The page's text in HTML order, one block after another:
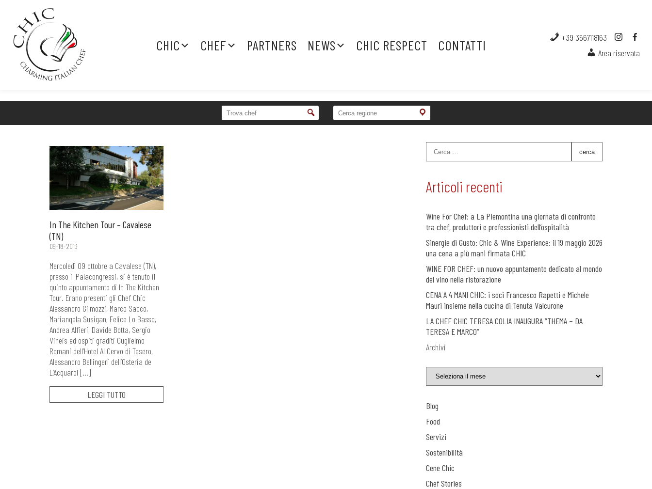
CHIC CHEF PARTNERS NEWS CHIC RESPECT CONTATTI
+39 3667118163
Area riservata
In The Kitchen Tour – Cavalese
(TN)
09-18-2013
Mercoledì 09 ottobre a Cavalese (TN),
presso il Palacongressi, si è tenuto il
quinto appuntamento di In The Kitchen
Tour. Erano presenti gli Chef Chic
Alessandro Gilmozzi, Marco Sacco,
Mariangela Susigan, Felice Lo Basso,
Andrea Alfieri, Davide Botta, Sergio
Vineis ed ospiti graditi Guglielmo
Romani dell’Hotel Al Cervo di Tesero,
Alessandro Bellingeri dell’Osteria de
L’Acquarol […]
LEGGI TUTTO
Articoli recenti
Wine For Chef: a La Piemontina una giornata di confronto
tra chef, produttori e professionisti dell’ospitalità
Sinergie di Gusto: Chic & Wine Experience: il 19 maggio 2026
una cena a più mani firmata CHIC
WINE FOR CHEF: un nuovo appuntamento dedicato al mondo
del vino nella ristorazione
CENA A 4 MANI CHIC: i soci Francesco Rapetti e Michele
Mauri insieme nella cucina di Tenuta Valcurone
LA CHEF CHIC TERESA COLIA INAUGURA “THEMA – DA
TERESA E MARCO”
Archivi
Blog
Food
Servizi
Sostenibilità
Cene Chic
Chef Stories